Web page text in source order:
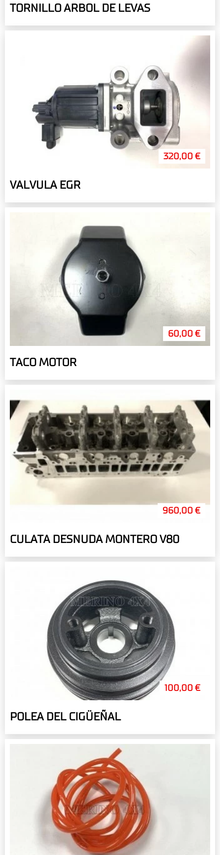
TORNILLO ARBOL DE LEVAS
320,00 €
VALVULA EGR
60,00 €
TACO MOTOR
960,00 €
CULATA DESNUDA MONTERO V80
100,00 €
POLEA DEL CIGÜEÑAL